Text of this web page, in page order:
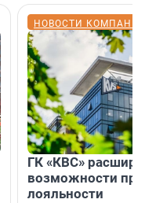
НОВОСТИ
ГК «КВС»
возможности
лояльности